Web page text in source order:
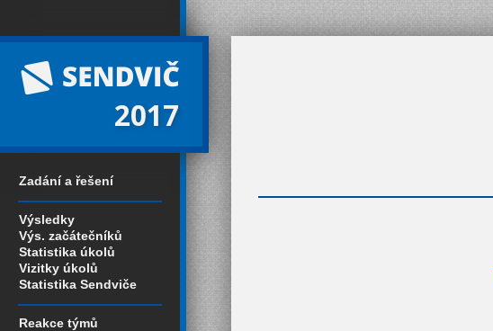
2017
Zadání a řešení
Výsledky
Výs. začátečníků
Statistika úkolů
Vizitky úkolů
Statistika Sendviče
Reakce týmů